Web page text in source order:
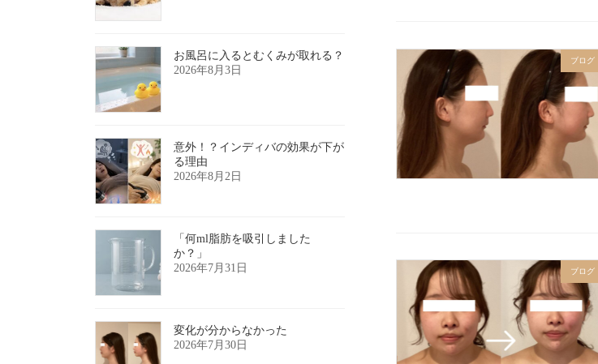
ブログ
ブログ
お風呂に入るとむくみが取れる？
2026年8月3日
意外！？インディバの効果が下が
る理由
2026年8月2日
「何ml脂肪を吸引しました
か？」
2026年7月31日
変化が分からなかった
2026年7月30日